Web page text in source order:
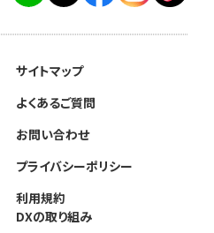
サイトマップ
よくあるご質問
お問い合わせ
プライバシーポリシー
利用規約
DXの取り組み